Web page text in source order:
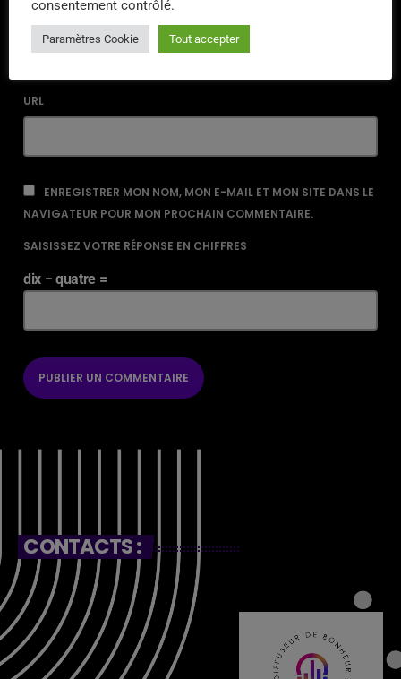
URL
ENREGISTRER MON NOM, MON E-MAIL ET MON SITE DANS LE
NAVIGATEUR POUR MON PROCHAIN COMMENTAIRE.
SAISISSEZ VOTRE RÉPONSE EN CHIFFRES
dix − quatre =
CONTACTS :
consentement contrôlé.
Paramètres Cookie Tout accepter